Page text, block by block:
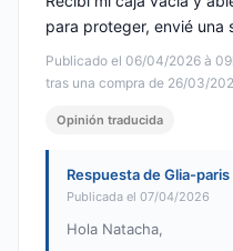
Publicado el 06/04/2026 à
tras una compra de 26/03/
para proteger, envié una
Opinión traducida
Respuesta de Glia-paris
Publicada el 07/04/2026
Hola Natacha,